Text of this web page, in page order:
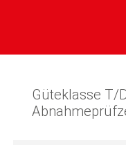
Güteklasse T/